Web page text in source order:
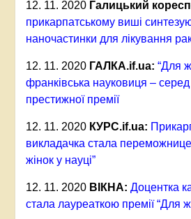
12. 11. 2020 Галицький
прикарпатському виші
наночастинки для лікування
12. 11. 2020 ГАЛКА.if.ua: “Для
франківська науковиця –
престижної премії
12. 11. 2020 КУРС.if.ua:
викладачка стала
жінок у науці”
12. 11. 2020 ВІКНА: Доцентка
стала лауреаткою премії “Для